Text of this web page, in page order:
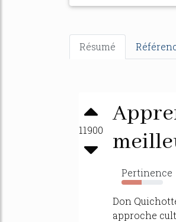
Résumé
11900
Pertinence
48%
Don
approche